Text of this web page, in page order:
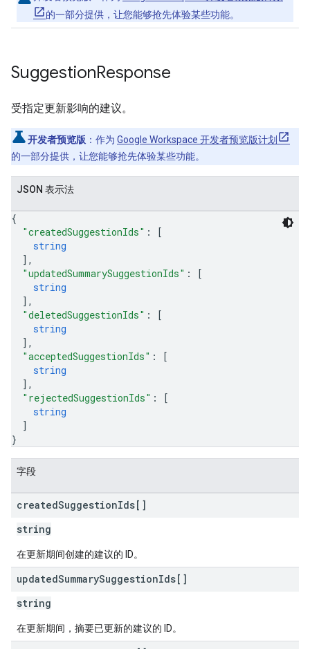
的一部分提供，让您能够抢先体验某些功能。
SuggestionResponse
受指定更新影响的建议。
开发者预览版 ：作为 Google Workspace 开发者预览版计划
的一部分提供，让您能够抢先体验某些功能。
JSON 表示法
{
"createdSuggestionIds" :
[
string
] ,
"updatedSummarySuggestionIds" :
[
string
] ,
"deletedSuggestionIds" :
[
string
] ,
"acceptedSuggestionIds" :
[
string
] ,
"rejectedSuggestionIds" :
[
string
]
}
字段
createdSuggestionIds[]
string
在更新期间创建的建议的 ID。
updatedSummarySuggestionIds[]
string
在更新期间，摘要已更新的建议的 ID。